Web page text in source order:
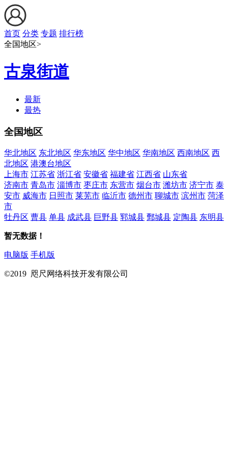
首页 分类 专题 排行榜
全国地区>
古泉街道
最新
最热
全国地区
华北地区 东北地区 华东地区 华中地区 华南地区 西南地区 西
北地区 港澳台地区
上海市 江苏省 浙江省 安徽省 福建省 江西省 山东省
济南市 青岛市 淄博市 枣庄市 东营市 烟台市 潍坊市 济宁市 泰
安市 威海市 日照市 莱芜市 临沂市 德州市 聊城市 滨州市 菏泽
市
牡丹区 曹县 单县 成武县 巨野县 郓城县 鄄城县 定陶县 东明县
暂无数据！
电脑版 手机版
©2019 咫尺网络科技开发有限公司